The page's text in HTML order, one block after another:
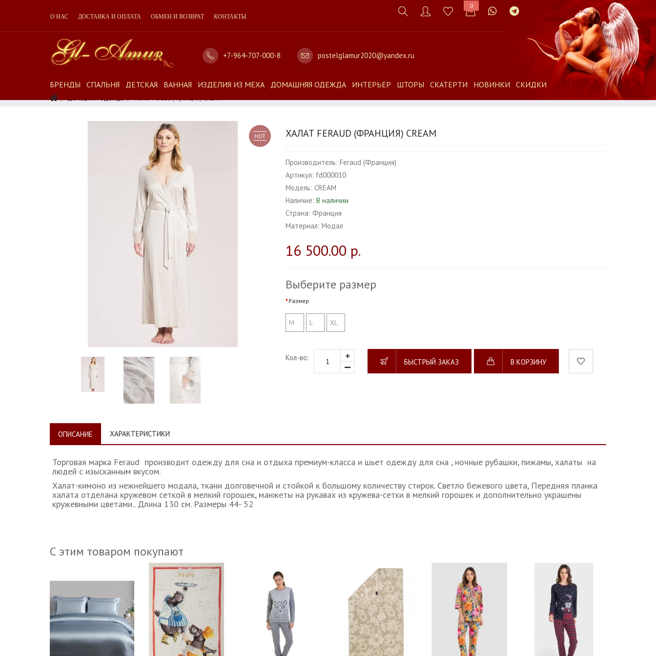
0
О НАС ДОСТАВКА И ОПЛАТА ОБМЕН И ВОЗВРАТ КОНТАКТЫ
+7-964-707-000-8 postelglamur2020@yandex.ru
БРЕНДЫ СПАЛЬНЯ ДЕТСКАЯ ВАННАЯ ИЗДЕЛИЯ ИЗ МЕХА ДОМАШНЯЯ ОДЕЖДА ИНТЕРЬЕР ШТОРЫ СКАТЕРТИ НОВИНКИ СКИДКИ
Домашняя Одежда Халат Feraud (Франция) CREAM
HOT ХАЛАТ FERAUD (ФРАНЦИЯ) CREAM
Производитель: Feraud (Франция)
Артикул: fd000010
Модель: CREAM
Наличие: В наличии
Страна: Франция
Материал: Модал
16 500.00 р.
Выберите размер
Размер
M L XL
Кол-во: БЫСТРЫЙ ЗАКАЗ В КОРЗИНУ
ОПИСАНИЕ ХАРАКТЕРИСТИКИ
Торговая марка Feraud производит одежду для сна и отдыха премиум-класса и шьет одежду для сна , ночные рубашки, пижамы, халаты на
людей с изысканным вкусом.
Халат-кимоно из нежнейшего модала, ткани долговечной и стойкой к большому количеству стирок. Светло бежевого цвета, Передняя планка
халата отделана кружевом сеткой в мелкий горошек, манжеты на рукавах из кружева-сетки в мелкий горошек и дополнительно украшены
кружевными цветами.. Длина 130 см. Размеры 44- 52
С этим товаром покупают